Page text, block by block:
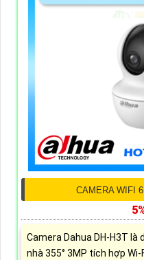
CAMERA WIFI
Camera Dahua DH-H3T
nhà 355° 3MP tích hợp